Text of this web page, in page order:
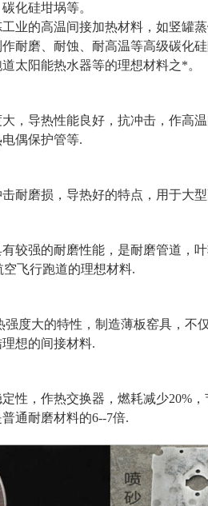
碳化硅坩埚等。
业的高温间接加热材料，如竖罐
耐磨、耐蚀、耐高温等高级碳化
太阳能热水器等的理想材料之*。
，导热性能良好，抗冲击，作高
偶保护管等.
耐磨损，导热好的特点，用于大
较强的耐磨性能，是耐磨管道，
飞行跑道的理想材料.
度大的特性，制造薄板窑具，
想的间接材料.
性，作热交换器，燃耗减少20%
普通耐磨材料的6--7倍.